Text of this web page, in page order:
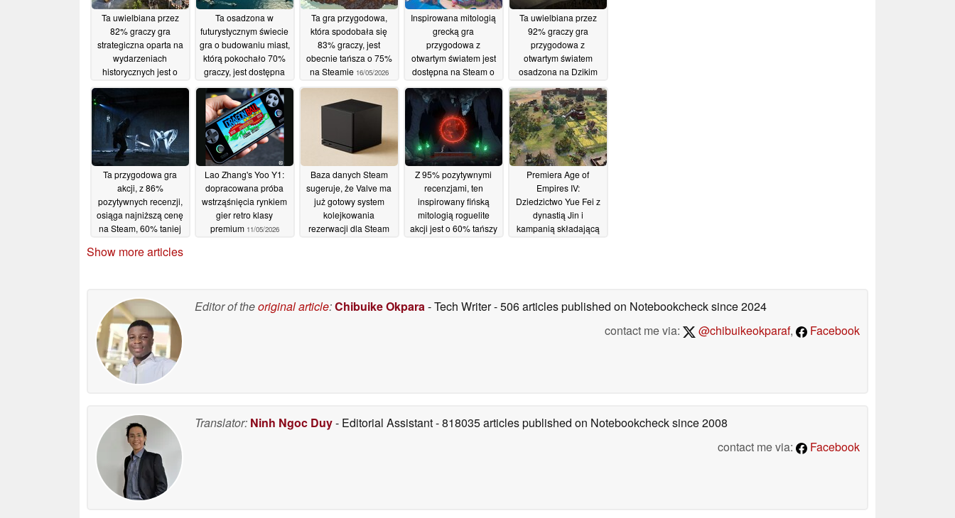
Ta uwielbiana przez
82% graczy gra
strategiczna oparta na
wydarzeniach
historycznych jest o
18/05/2026
Ta osadzona w
futurystycznym świecie
gra o budowaniu miast,
którą pokochało 70%
graczy, jest dostępna
17/05/2026
Ta gra przygodowa,
która spodobała się
83% graczy, jest
obecnie tańsza o 75%
na Steamie 16/05/2026
Inspirowana mitologią
grecką gra
przygodowa z
otwartym światem jest
dostępna na Steam o
15/05/2026
Ta uwielbiana przez
92% graczy gra
przygodowa z
otwartym światem
osadzona na Dzikim
o 75% na Steamie
14/05/2026
Ta przygodowa gra
akcji, z 86%
pozytywnych recenzji,
osiąga najniższą cenę
na Steam, 60% taniej
Lao Zhang's Yoo Y1:
dopracowana próba
wstrząśnięcia rynkiem
gier retro klasy
premium 11/05/2026
Baza danych Steam
sugeruje, że Valve ma
już gotowy system
kolejkowania
rezerwacji dla Steam
Z 95% pozytywnymi
recenzjami, ten
inspirowany fińską
mitologią roguelite
akcji jest o 60% tańszy
Premiera Age of
Empires IV:
Dziedzictwo Yue Fei z
dynastią Jin i
kampanią składającą
Show more articles
Editor of theoriginal article:Chibuike Okpara- Tech Writer- 506 articles published on Notebookchecksince 2024
contact me via:
@chibuikeokparaf, Facebook
Translator: Ninh Ngoc Duy- Editorial Assistant- 818035 articles published on Notebookchecksince 2008
contact me via:
Facebook